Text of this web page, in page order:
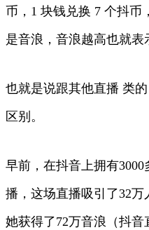
币，1 块钱兑换 7 个抖币
是音浪，音浪越高也就表
也就是说跟其他直播 类
区别。
早前，在抖音上拥有
播，这场直播吸引了32万
她获得了72万音浪（抖